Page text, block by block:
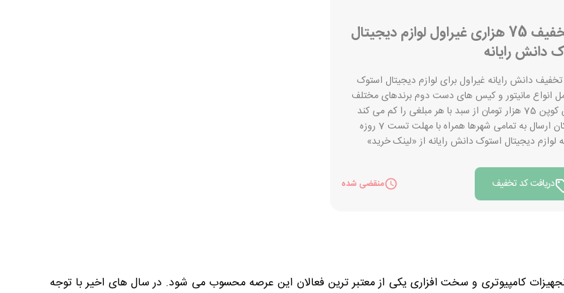
کد تخفیف 75 هزاری غیراول لوازم دیجیتال
دانش رایانه
دانش رایانه غیراول برای لوازم دیجیتال استوک
انواع مانیتور و کیس های دست دوم برندهای مختلف
از سبد با هر مبلغی را کم می کند
ارسال به تمامی شهرها همراه با مهلت تست 7 روزه
لوازم دیجیتال استوک دانش رایانه از «لینک خرید»
دریافت کد تخفیف منقضی شده
در حوزه فروش حضوری تجهیزات کامپیوتری و سخت افزاری یکی از معتبر ترین فعالان این عرصه محسوب می شود. در سال های اخیر با توجه